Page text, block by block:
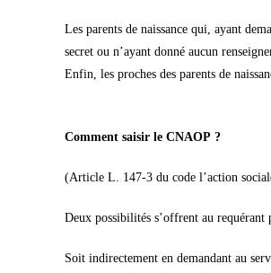
Les parents de naissance qui, ayant
secret ou n’ayant donné aucun
Enfin, les proches des parents de
Comment saisir le CNAOP ?
(Article L. 147-3 du code l’action
Deux possibilités s’offrent au
Soit indirectement en demandant au